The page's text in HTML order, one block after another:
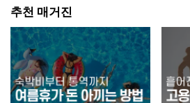
랍니다. 하자여부는 실제 현장 점검 결과
용을 구체적으로 기재해 향후 보수 책임
거로 삼을 수 있도록 하는 것이 좋습니
지막으로 발주처와 시공사 양측의 서명
제 현장 검수에 참여한 담당자가 직접
하여, 이 확인서가 형식적 서류가 아니
측면에서도 함께 검토
💡 작성 팁
개선 계획서는 현황과 문제점을 최대한
적인 수치로 제시하는 것이 설득력의 핵심
니다. "노후화되었다", "느리다"처럼 막
표현 대신 실제 사용연수, 장애 발생 빈
보를 전달할 수 있도록 디자인되었습니
지는 깔끔한 그레이 톤으로 정리되어 있
잡한 내용도 가독성 있게 담을 수 있으
웃도어 광고 마케팅 제안서부터 미디어
소개서, 광고 캠페인 기획안, 브랜드 마
전략서까지 다양한 문서를 보기 쉽게 제
케팅 대행 제안서 등으로 다양하게 활용
있습니다.
▪️ 다이어그램 페이지를 활용하면 캠페인
프로세스, 매체 집행 일정, 성과 지표 등
눈에 보기 쉽게 정리할 수 있습니다.
▪️ 문구와 이미지 교체만으로 옥외광고 매
안서, 브랜드 마케팅 전략서, 광고 실적
자료 등 다양한 주제로 응용 가능합니다.
▪️ 블랙&라임그린의 강렬한 컬러 대비
발표 자료를 만들 때 감각적이고 임팩트
추천 매거진